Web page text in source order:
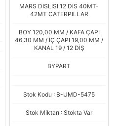
MARS DISLISI 12 DIS 40MT-
42MT CATERPILLAR
BOY 120,00 MM / KAFA ÇAPI
46,30 MM / İÇ ÇAPI 19,00 MM /
KANAL 19 / 12 DİŞ
BYPART
Stok Kodu : B-UMD-5475
Stok Miktarı : Stokta Var